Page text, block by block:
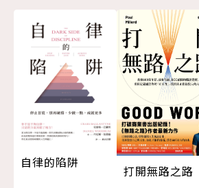
自律的陷阱
打開無路之路